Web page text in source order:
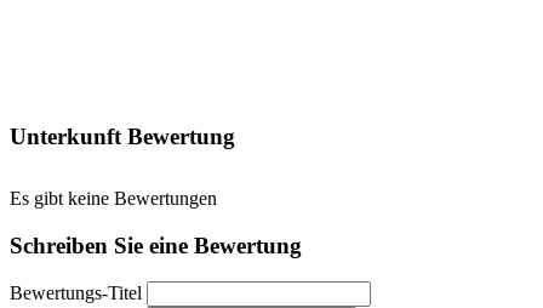
Unterkunft Bewertung
Es gibt keine Bewertungen
Schreiben Sie eine Bewertung
Bewertungs-Titel